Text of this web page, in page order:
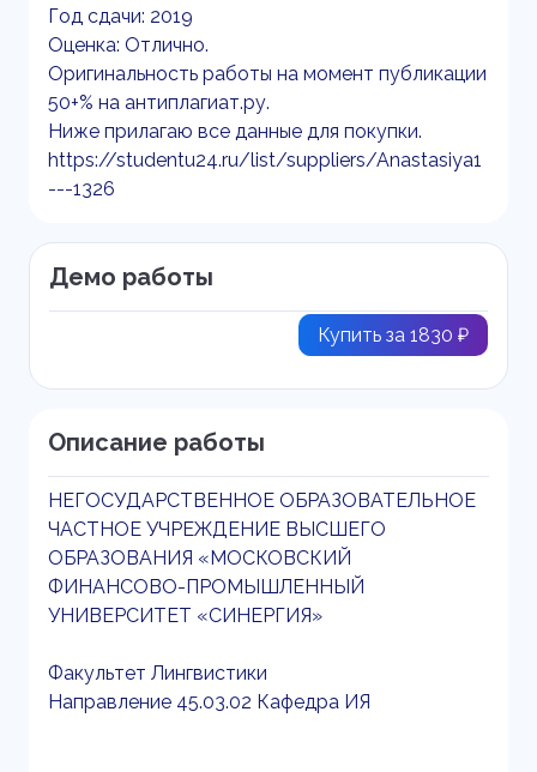
Год сдачи: 2019
Оценка: Отлично.
Оригинальность работы на момент публикации
50+% на антиплагиат.ру.
Ниже прилагаю все данные для покупки.
https://studentu24.ru/list/suppliers/Anastasiya1
---1326
Демо работы
Купить за 1830 ₽
Описание работы
НЕГОСУДАРСТВЕННОЕ ОБРАЗОВАТЕЛЬНОЕ
ЧАСТНОЕ УЧРЕЖДЕНИЕ ВЫСШЕГО
ОБРАЗОВАНИЯ «МОСКОВСКИЙ
ФИНАНСОВО-ПРОМЫШЛЕННЫЙ
УНИВЕРСИТЕТ «СИНЕРГИЯ»
Факультет Лингвистики
Направление 45.03.02 Кафедра ИЯ